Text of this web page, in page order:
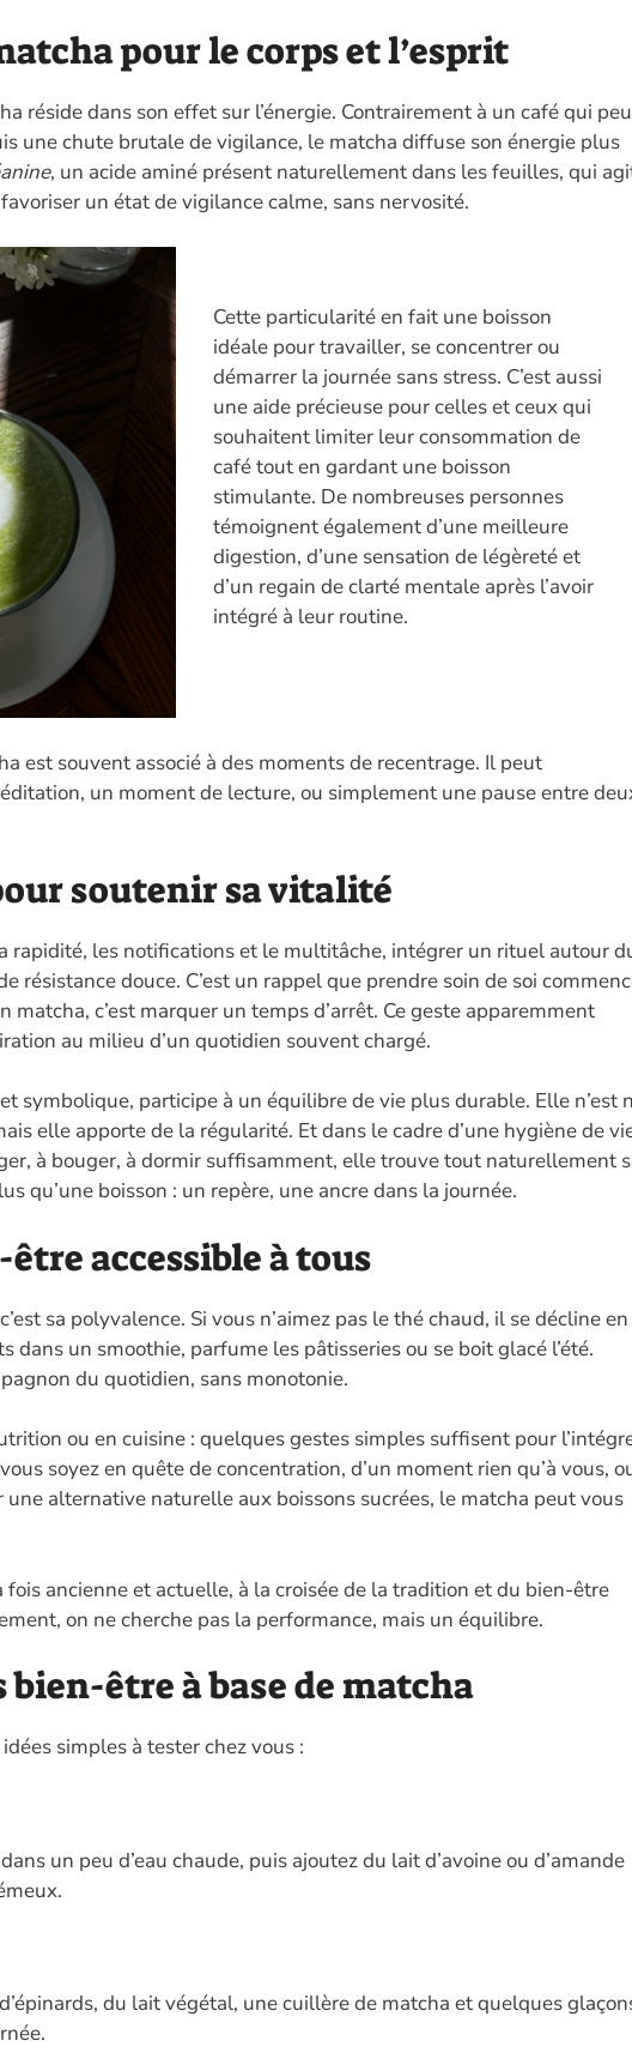
pour le corps et l’esprit
réside dans son effet sur l’énergie. Contrairement à un café qui
une chute brutale de vigilance, le matcha diffuse son énergie plus
, un acide aminé présent naturellement dans les feuilles, qui
un état de vigilance calme, sans nervosité.
Cette particularité en fait une boisson
idéale pour travailler, se concentrer ou
démarrer la journée sans stress. C’est aussi
une aide précieuse pour celles et ceux qui
souhaitent limiter leur consommation de
café tout en gardant une boisson
stimulante. De nombreuses personnes
témoignent également d’une meilleure
digestion, d’une sensation de légèreté et
d’un regain de clarté mentale après l’avoir
intégré à leur routine.
est souvent associé à des moments de recentrage. Il peut
un moment de lecture, ou simplement une pause entre
soutenir sa vitalité
rapidité, les notifications et le multitâche, intégrer un rituel autour
résistance douce. C’est un rappel que prendre soin de soi
matcha, c’est marquer un temps d’arrêt. Ce geste apparemment
au milieu d’un quotidien souvent chargé.
symbolique, participe à un équilibre de vie plus durable. Elle n’est
elle apporte de la régularité. Et dans le cadre d’une hygiène de
à bouger, à dormir suffisamment, elle trouve tout naturellement
qu’une boisson : un repère, une ancre dans la journée.
accessible à tous
sa polyvalence. Si vous n’aimez pas le thé chaud, il se décline en
dans un smoothie, parfume les pâtisseries ou se boit glacé l’été.
du quotidien, sans monotonie.
ou en cuisine : quelques gestes simples suffisent pour
soyez en quête de concentration, d’un moment rien qu’à vous,
alternative naturelle aux boissons sucrées, le matcha peut vous
fois ancienne et actuelle, à la croisée de la tradition et du bien-être
on ne cherche pas la performance, mais un équilibre.
bien-être à base de matcha
simples à tester chez vous :
un peu d’eau chaude, puis ajoutez du lait d’avoine ou d’amande
du lait végétal, une cuillère de matcha et quelques